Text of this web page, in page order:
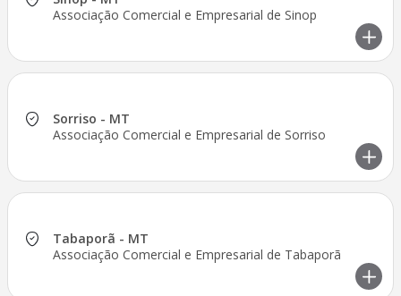
Associação Comercial e Empresarial de Sinop
Sorriso - MT
Associação Comercial e Empresarial de Sorriso
Tabaporã - MT
Associação Comercial e Empresarial de Tabaporã